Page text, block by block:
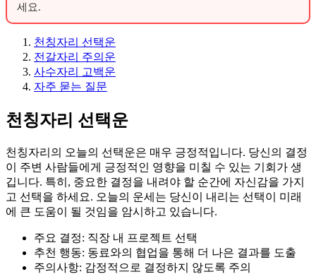
세요.
천칭자리 선택운
전갈자리 주의운
사수자리 고백운
자주 묻는 질문
천칭자리 선택운
천칭자리의 오늘의 선택운은 매우 긍정적입니다. 당신의 결정
이 주변 사람들에게 긍정적인 영향을 미칠 수 있는 기회가 생
깁니다. 특히, 중요한 결정을 내려야 할 순간에 자신감을 가지
고 선택을 하세요. 오늘의 운세는 당신이 내리는 선택이 미래
에 큰 도움이 될 것임을 암시하고 있습니다.
주요 결정: 직장 내 프로젝트 선택
추천 행동: 동료와의 협업을 통해 더 나은 결과를 도출
주의사항: 감정적으로 결정하지 않도록 주의